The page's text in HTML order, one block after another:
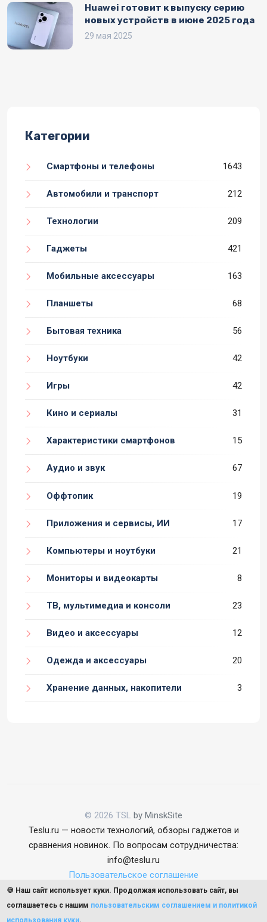
Huawei готовит к выпуску серию
новых устройств в июне 2025 года
29 мая 2025
Категории
Смартфоны и телефоны 1643
Автомобили и транспорт 212
Технологии 209
Гаджеты 421
Мобильные аксессуары 163
Планшеты 68
Бытовая техника 56
Ноутбуки 42
Игры 42
Кино и сериалы 31
Характеристики смартфонов 15
Аудио и звук 67
Оффтопик 19
Приложения и сервисы, ИИ 17
Компьютеры и ноутбуки 21
Мониторы и видеокарты 8
ТВ, мультимедиа и консоли 23
Видео и аксессуары 12
Одежда и аксессуары 20
Хранение данных, накопители 3
© 2026 TSL by MinskSite
Teslu.ru — новости технологий, обзоры гаджетов и
сравнения новинок. По вопросам сотрудничества:
info@teslu.ru
Пользовательское соглашение
🍪 Наш сайт использует куки. Продолжая использовать сайт, вы
соглашаетесь с нашим пользовательским соглашением и политикой
использования куки.